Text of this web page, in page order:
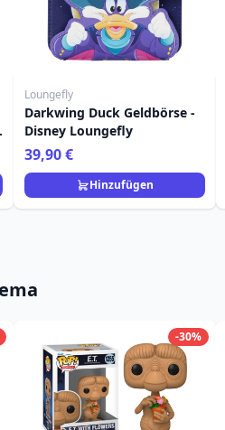
Loungefly
Darkwing Duck Geldbörse -
Disney Loungefly
39,90 €
Hinzufügen
-30%